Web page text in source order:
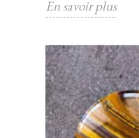
En savoir plus